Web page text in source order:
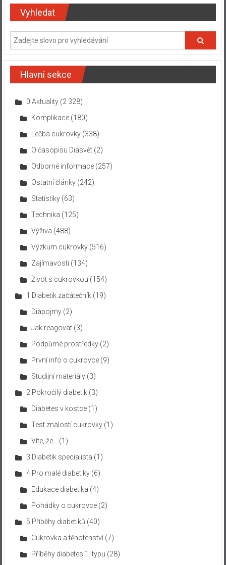
Vyhledat
Hlavní sekce
0 Aktuality(2 328)
Komplikace(180)
Léčba cukrovky(338)
O časopisu Diasvět(2)
Odborné informace(257)
Ostatní články(242)
Statistiky(63)
Technika (125)
Výživa (488)
Výzkum cukrovky(516)
Zajímavosti (134)
Život s cukrovkou (154)
1 Diabetik začátečník(19)
Diapojmy(2)
Jak reagovat(3)
Podpůrné prostředky(2)
První info o cukrovce(9)
Studijní materiály(3)
2 Pokročilý diabetik(3)
Diabetes v kostce(1)
Test znalostí cukrovky(1)
Víte, že…
(1)
3 Diabetik specialista (1)
4 Pro malé diabetiky(6)
Edukace diabetika (4)
Pohádky o cukrovce(2)
5 Příběhy diabetiků (40)
Cukrovka a těhotenství(7)
Příběhy diabetes 1. typu (28)